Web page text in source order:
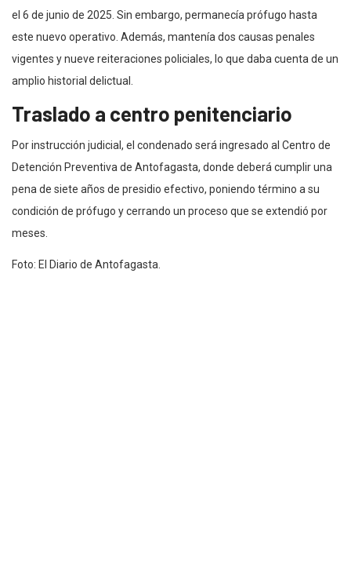
el 6 de junio de 2025. Sin embargo, permanecía prófugo hasta
este nuevo operativo. Además, mantenía dos causas penales
vigentes y nueve reiteraciones policiales, lo que daba cuenta de un
amplio historial delictual.
Traslado a centro penitenciario
Por instrucción judicial, el condenado será ingresado al Centro de
Detención Preventiva de Antofagasta, donde deberá cumplir una
pena de siete años de presidio efectivo, poniendo término a su
condición de prófugo y cerrando un proceso que se extendió por
meses.
Foto: El Diario de Antofagasta.